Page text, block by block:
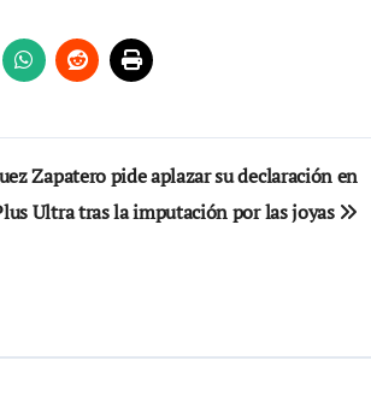
Zapatero pide aplazar su declaración en
Ultra tras la imputación por las joyas